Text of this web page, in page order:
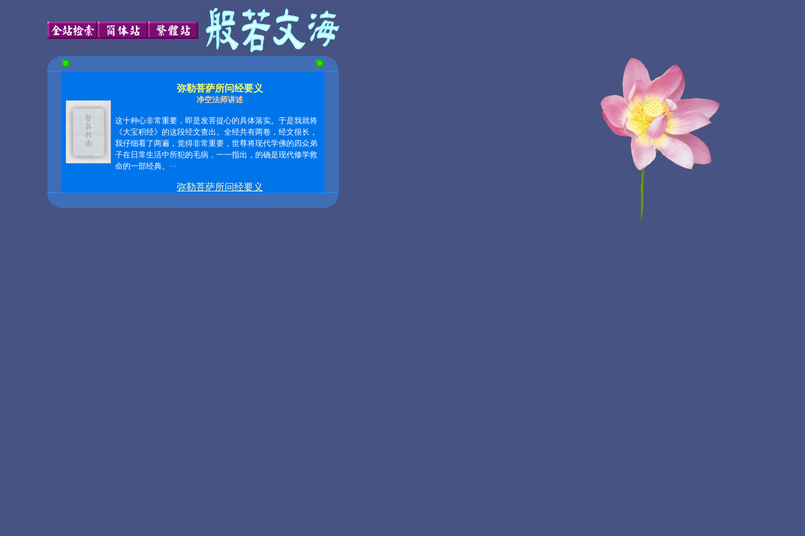
弥勒菩萨所问经要义
净空法师讲述
这十种心非常重要，即是发菩提心的具体落实。于是我就将
《大宝积经》的这段经文查出。全经共有两卷，经文很长，
我仔细看了两遍，觉得非常重要，世尊将现代学佛的四众弟
子在日常生活中所犯的毛病，一一指出，的确是现代修学救
命的一部经典。···
弥勒菩萨所问经要义